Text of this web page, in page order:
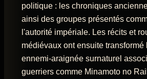
politique : les chroniques
ainsi des groupes présentés
l'autorité impériale. Les récits et
médiévaux ont ensuite transformé
ennemi-araignée surnaturel
guerriers comme Minamoto no